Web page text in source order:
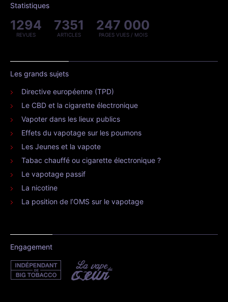
Statistiques
1294
REVUES
7351
ARTICLES
247 000
PAGES VUES / MOIS
Les grands sujets
Directive européenne (TPD)
Le CBD et la cigarette électronique
Vapoter dans les lieux publics
Effets du vapotage sur les poumons
Les Jeunes et la vapote
Tabac chauffé ou cigarette électronique ?
Le vapotage passif
La nicotine
La position de l’OMS sur le vapotage
Engagement